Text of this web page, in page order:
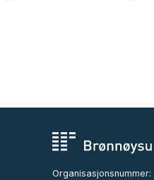
Organisasjonsnummer: